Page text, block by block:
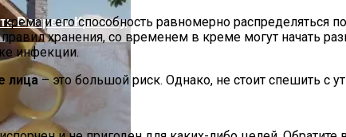
Вопреки Кризису
и его способность равномерно распределяться
хранения, со временем в креме могут начать
инфекции.
лица– это большой риск. Однако, не стоит спешить с